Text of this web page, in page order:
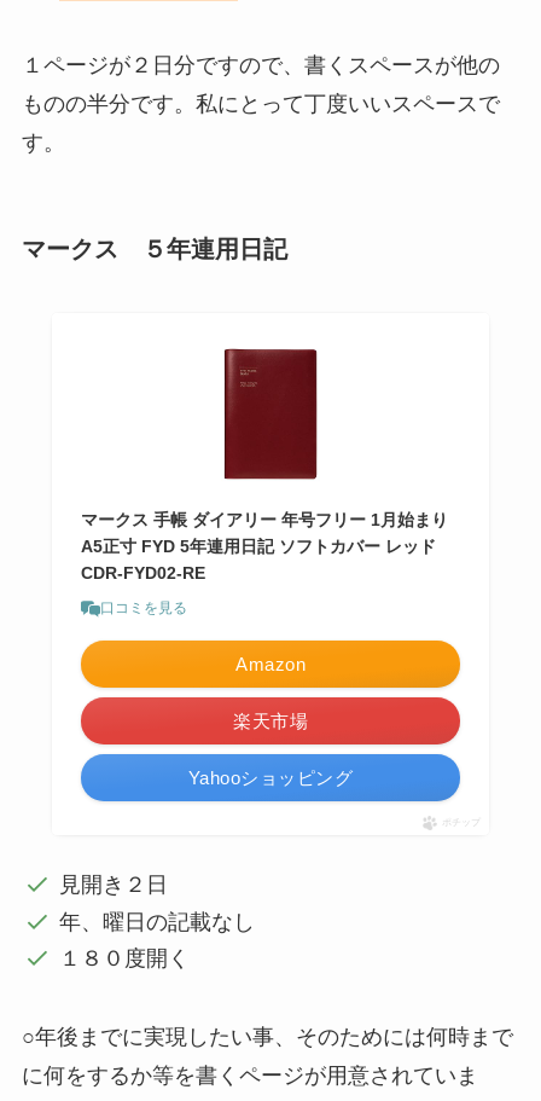
１ページが２日分ですので、書くスペースが他の
ものの半分です。私にとって丁度いいスペースで
す。
マークス ５年連用日記
マークス 手帳 ダイアリー 年号フリー 1月始まり
A5正寸 FYD 5年連用日記 ソフトカバー レッド
CDR-FYD02-RE
口コミを見る
Amazon
楽天市場
Yahooショッピング
ポチップ
見開き２日
年、曜日の記載なし
１８０度開く
○年後までに実現したい事、そのためには何時まで
に何をするか等を書くページが用意されていま